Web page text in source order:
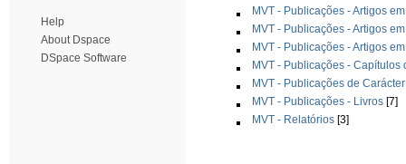
Help
About Dspace
DSpace Software
MVT - Publicações - Artigos
MVT - Publicações - Artigos
MVT - Publicações - Artigos
MVT - Publicações - Capítulos
MVT - Publicações de
MVT - Publicações - Livros [7]
MVT - Relatórios [3]